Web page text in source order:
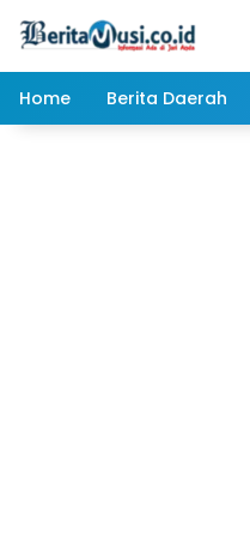
Home
Berita Daerah